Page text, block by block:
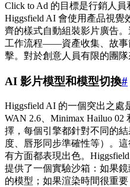
Click to Ad 的目標是行銷人員
Higgsfield AI 會使用產品視
齊的樣式自動組裝影片廣告
工作流程——資產收集、故
擊。對於創意人員有限的團
AI 影片模型和模型切換#
Higgsfield AI 的一個突出之
WAN 2.6、Minimax Hailuo
擇，每個引擎都針對不同的
度、唇形同步準確性等）。
有方面都表現出色。
提供了一個實驗沙箱：如果
的模型；如果渲染時間很重要